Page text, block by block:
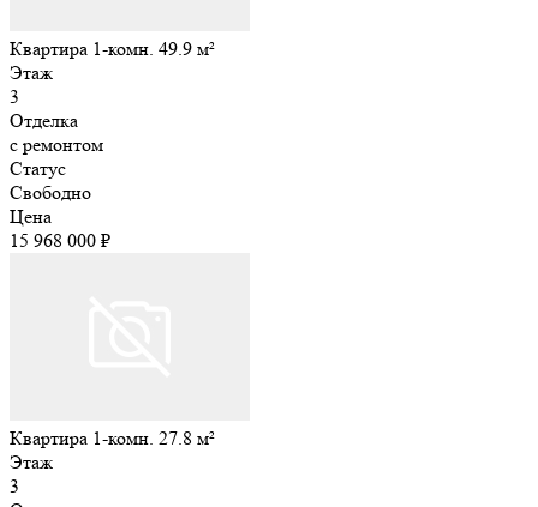
Квартира 1-комн. 49.9 м²
Этаж
3
Отделка
с ремонтом
Статус
Свободно
Цена
15 968 000 ₽
Квартира 1-комн. 27.8 м²
Этаж
3